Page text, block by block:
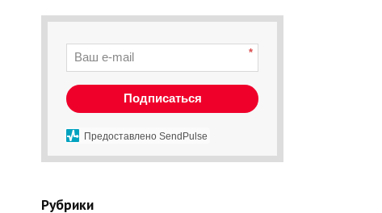
*
Подписаться
Предоставлено SendPulse
Рубрики